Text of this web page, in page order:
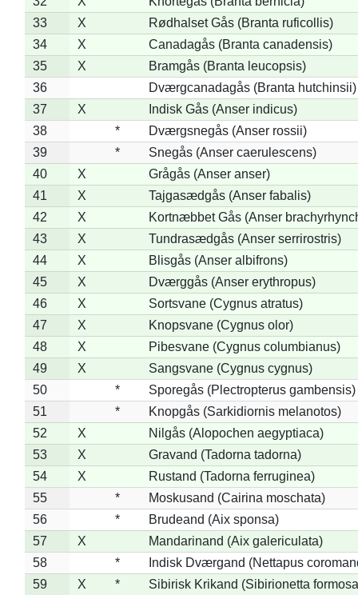
33
X
Rødhalset Gås (Branta ruficollis)
34
X
Canadagås (Branta canadensis)
35
X
Bramgås (Branta leucopsis)
36
Dværgcanadagås (Branta hutchinsii)
37
X
Indisk Gås (Anser indicus)
38
*
Dværgsnegås (Anser rossii)
39
*
Snegås (Anser caerulescens)
40
X
Grågås (Anser anser)
41
X
Tajgasædgås (Anser fabalis)
42
X
Kortnæbbet Gås (Anser
43
X
Tundrasædgås (Anser serrirostris)
44
X
Blisgås (Anser albifrons)
45
X
Dværggås (Anser erythropus)
46
X
Sortsvane (Cygnus atratus)
47
X
Knopsvane (Cygnus olor)
48
X
Pibesvane (Cygnus columbianus)
49
X
Sangsvane (Cygnus cygnus)
50
*
Sporegås (Plectropterus gambensis)
51
*
Knopgås (Sarkidiornis melanotos)
52
X
Nilgås (Alopochen aegyptiaca)
53
X
Gravand (Tadorna tadorna)
54
X
Rustand (Tadorna ferruginea)
55
*
Moskusand (Cairina moschata)
56
*
Brudeand (Aix sponsa)
57
X
Mandarinand (Aix galericulata)
58
*
Indisk Dværgand (Nettapus
59
X * Sibirisk Krikand (Sibirionetta